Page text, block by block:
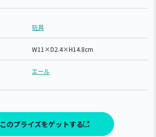
玩具
W11×D2.4×H14.8cm
エール
このプライズをゲットする